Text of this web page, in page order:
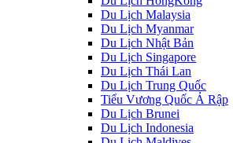
Du Lịch Malaysia
Du Lịch Myanmar
Du Lịch Nhật Bản
Du Lịch Singapore
Du Lịch Thái Lan
Du Lịch Trung Quốc
Tiểu Vương Quốc Ả Rập
Du Lịch Brunei
Du Lịch Indonesia